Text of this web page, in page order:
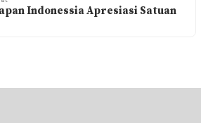
Indonessia Apresiasi Satuan